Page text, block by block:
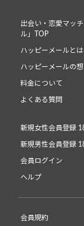
出会い・恋愛マッ
ル」TOP
ハッピーメールとは
ハッピーメールの
料金について
よくある質問
新規女性会員登録
新規男性会員登録
会員ログイン
ヘルプ
会員規約